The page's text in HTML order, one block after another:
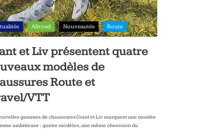
Allroad Nouveautés Route
et Liv présentent quatre
modèles de
Route et
VTT
gammes de chaussures Giant et Liv marquent une montée
ambitieuse : quatre modèles, une même obsession du